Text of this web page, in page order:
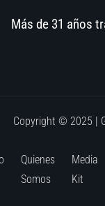
Más de 31 años
Copyright © 2025 |
Quienes
Somos
Media
Kit